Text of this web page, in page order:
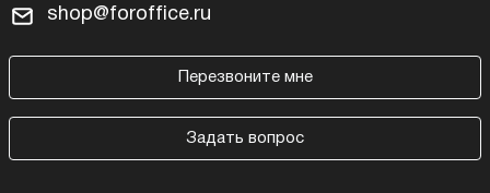
shop@foroffice.ru
Перезвоните мне
Задать вопрос